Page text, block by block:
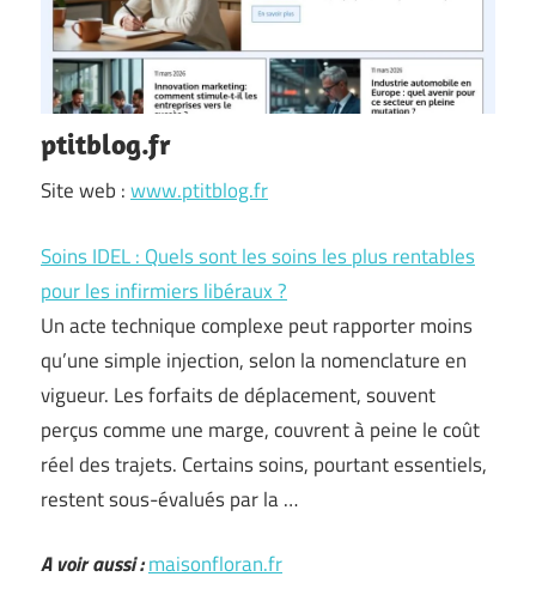
ptitblog.fr
Site web :www.ptitblog.fr
Soins IDEL : Quels sont les soins les plus rentables
pour les infirmiers libéraux ?
Un acte technique complexe peut rapporter moins
qu’une simple injection, selon la nomenclature en
vigueur. Les forfaits de déplacement, souvent
perçus comme une marge, couvrent à peine le coût
réel des trajets. Certains soins, pourtant essentiels,
restent sous-évalués par la …
A voir aussi :maisonfloran.fr